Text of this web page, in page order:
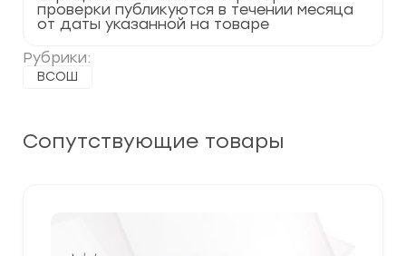
проверки публикуются в течении месяца
от даты указанной на товаре
Рубрики:
ВСОШ
Сопутствующие товары